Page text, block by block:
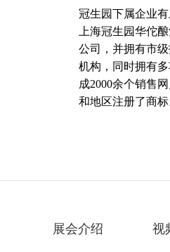
冠生园下属企业
上海冠生园华佗
公司，并拥有市
机构，同时拥有
成2000余个销售
和地区注册了商标
展会介绍 视